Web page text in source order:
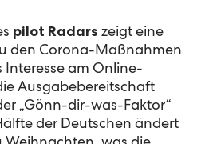
pilot Radars zeigt eine
den Corona-Maßnahmen
Interesse am Online-
Ausgabebereitschaft
„Gönn-dir-was-Faktor“
der Deutschen ändert